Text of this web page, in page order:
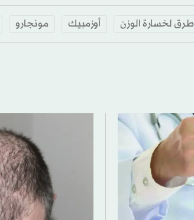
طرق لخسارة الوزن أوزمبيك مونجارو